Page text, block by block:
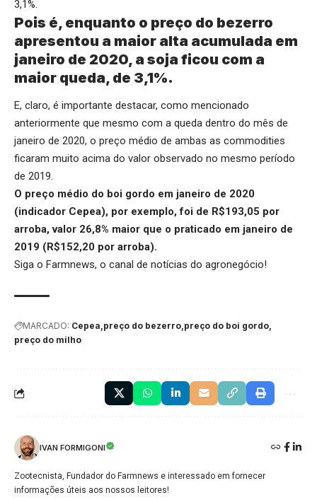
3,1%.
Pois é, enquanto o preço do bezerro
apresentou a maior alta acumulada em
janeiro de 2020, a soja ficou com a
maior queda, de 3,1%.
E, claro, é importante destacar, como mencionado
anteriormente que mesmo com a queda dentro do mês de
janeiro de 2020, o preço médio de ambas as commodities
ficaram muito acima do valor observado no mesmo período
de 2019.
O preço médio do boi gordo em janeiro de 2020
(indicador Cepea), por exemplo, foi de R$193,05 por
arroba, valor 26,8% maior que o praticado em janeiro de
2019 (R$152,20 por arroba).
Siga o Farmnews, o canal de notícias do agronegócio!
MARCADO: Cepea preço do bezerro preço do boi gordo
preço do milho
IVAN FORMIGONI
Zootecnista, Fundador do Farmnews e interessado em fornecer
informações úteis aos nossos leitores!